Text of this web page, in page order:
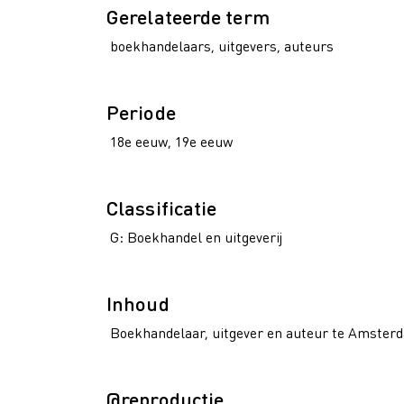
Gerelateerde term
boekhandelaars, uitgevers, auteurs
Periode
18e eeuw, 19e eeuw
Classificatie
G: Boekhandel en uitgeverij
Inhoud
Boekhandelaar, uitgever en auteur te
@reproductie